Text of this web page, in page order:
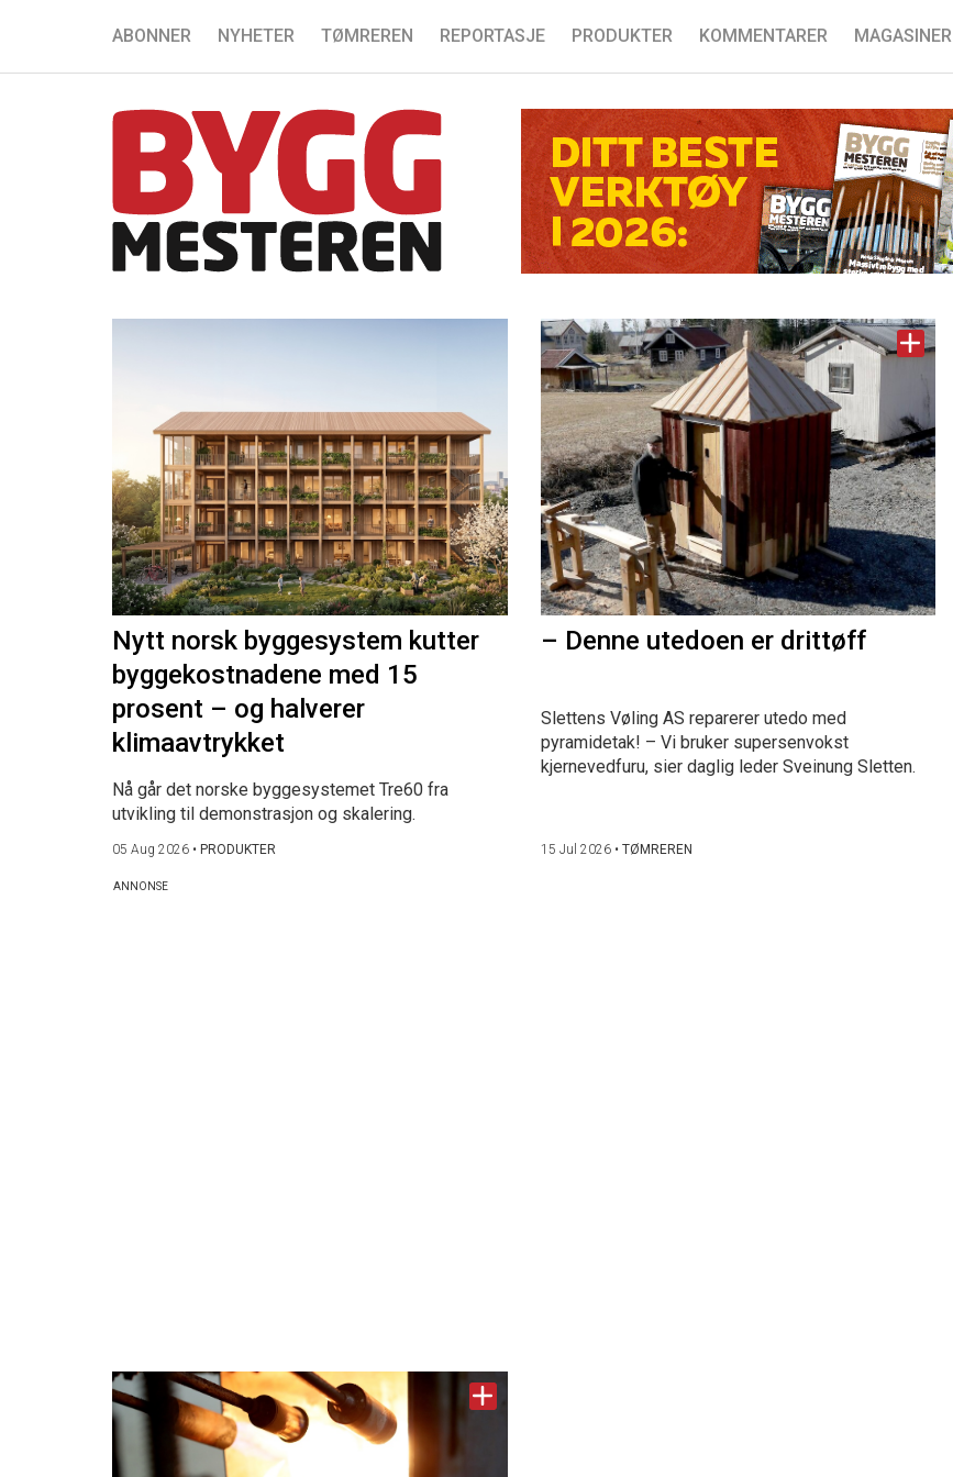
ABONNER NYHETER TØMREREN REPORTASJE PRODUKTER KOMMENTARER MAGASINER
Nytt norsk byggesystem kutter
byggekostnadene med 15
prosent – og halverer
klimaavtrykket
Nå går det norske byggesystemet Tre60 fra
utvikling til demonstrasjon og skalering.
05 Aug 2026 • PRODUKTER
– Denne utedoen er drittøff
Slettens Vøling AS reparerer utedo med
pyramidetak! – Vi bruker supersenvokst
kjernevedfuru, sier daglig leder Sveinung Sletten.
15 Jul 2026• TØMREREN